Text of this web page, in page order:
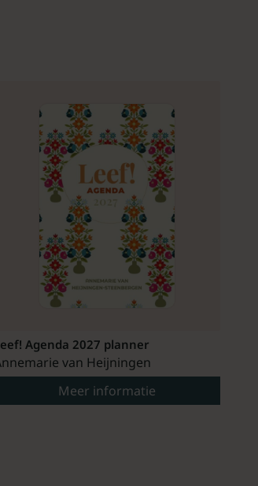
Agenda 2027 planner
van Heijningen
Meer informatie